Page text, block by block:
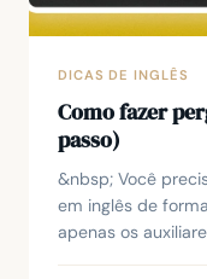
DICAS DE INGLÊS
Como fazer
passo)
&nbsp; Você
em inglês de
apenas os